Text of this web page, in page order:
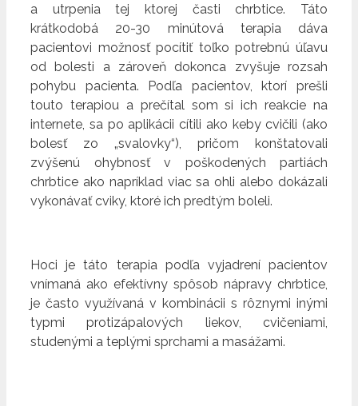
a utrpenia tej ktorej časti chrbtice. Táto
krátkodobá 20-30 minútová terapia dáva
pacientovi možnosť pocítiť toľko potrebnú úľavu
od bolesti a zároveň dokonca zvyšuje rozsah
pohybu pacienta. Podľa pacientov, ktorí prešli
touto terapiou a prečítal som si ich reakcie na
internete, sa po aplikácii cítili ako keby cvičili (ako
bolesť zo „svalovky“), pričom konštatovali
zvýšenú ohybnosť v poškodených partiách
chrbtice ako napríklad viac sa ohli alebo dokázali
vykonávať cviky, ktoré ich predtým boleli.
Hoci je táto terapia podľa vyjadrení pacientov
vnímaná ako efektívny spôsob nápravy chrbtice,
je často využívaná v kombinácii s rôznymi inými
typmi protizápalových liekov, cvičeniami,
studenými a teplými sprchami a masážami.